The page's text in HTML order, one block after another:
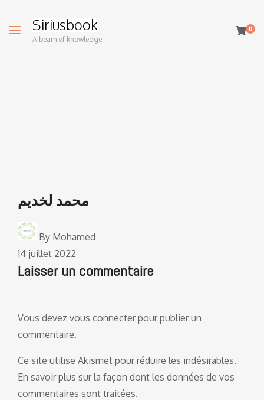
Siriusbook
A beam of knowledge
0
محمد لخديم
By Mohamed
14 juillet 2022
Laisser un commentaire
Vous devez vous connecterpour publier un
commentaire.
Ce site utilise Akismet pour réduire les indésirables.
En savoir plus sur la façon dont les données de vos
commentaires sont traitées.